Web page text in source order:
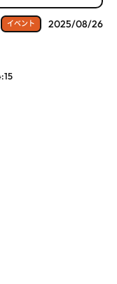
イベント 2025/08/26